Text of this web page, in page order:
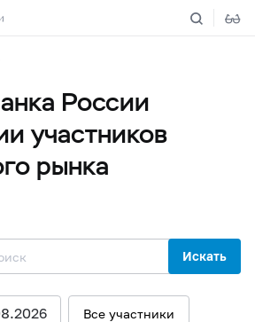
России
участников
рынка
Искать
Все участники